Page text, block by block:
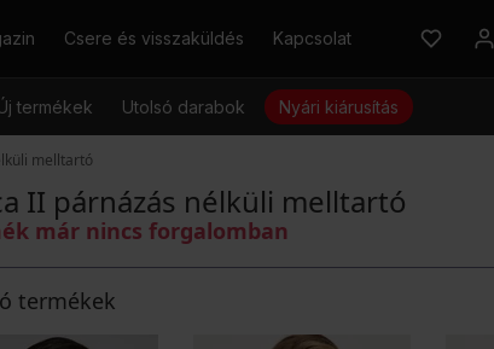
Csere és visszaküldés Kapcsolat
termékek Utolsó darabok Nyári kiárusítás
melltartó
II párnázás nélküli melltartó
már nincs forgalomban
termékek